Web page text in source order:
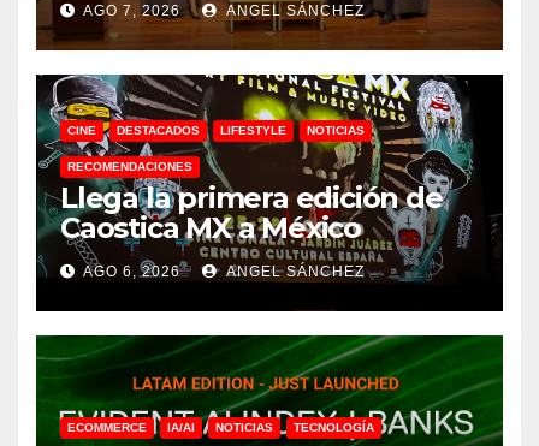
AGO 7, 2026 ANGEL SÁNCHEZ
CINE DESTACADOS LIFESTYLE NOTICIAS
RECOMENDACIONES
Llega la primera edición de
Caostica MX a México
AGO 6, 2026 ANGEL SÁNCHEZ
ECOMMERCE IA/AI NOTICIAS TECNOLOGÍA